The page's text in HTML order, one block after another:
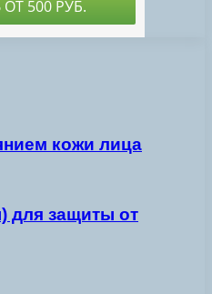
кожи лица
для защиты от